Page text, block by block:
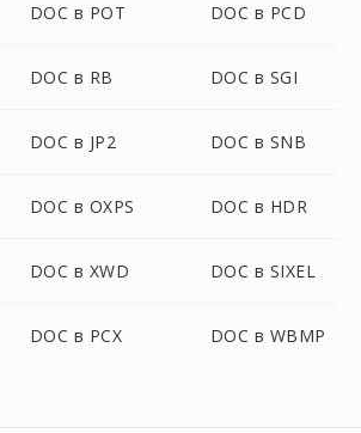
DOC в POT DOC в PCD
DOC в RB DOC в SGI
DOC в JP2 DOC в SNB
DOC в OXPS DOC в HDR
DOC в XWD DOC в SIXEL
DOC в PCX DOC в WBMP